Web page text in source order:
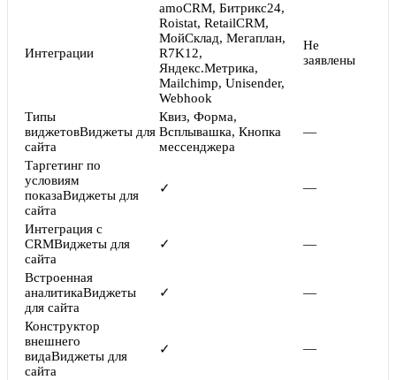
Интеграции
amoCRM, Битрикс24,
Roistat, RetailCRM,
МойСклад, Мегаплан,
R7K12,
Яндекс.Метрика,
Mailchimp, Unisender,
Webhook
Не
заявлены
Типы
виджетовВиджеты для
сайта
Квиз, Форма,
Всплывашка, Кнопка
мессенджера
—
Таргетинг по
условиям
показаВиджеты для
сайта
✓ —
Интеграция с
CRMВиджеты для
сайта
✓ —
Встроенная
аналитикаВиджеты
для сайта
✓ —
Конструктор
внешнего
видаВиджеты для
сайта
✓ —